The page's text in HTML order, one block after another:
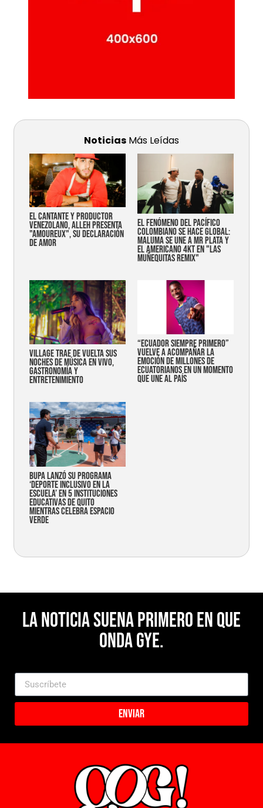
Noticias Más Leídas
EL CANTANTE Y PRODUCTOR
VENEZOLANO, ALLEH PRESENTA
"AMOUREUX", SU DECLARACIÓN
DE AMOR
EL FENÓMENO DEL PACÍFICO
COLOMBIANO SE HACE GLOBAL:
MALUMA SE UNE A MR PLATA Y
EL AMERICANO 4KT EN "LAS
MUÑEQUITAS REMIX"
Village trae de vuelta sus
noches de música en vivo,
gastronomía y
entretenimiento
“Ecuador siempre primero”
vuelve a acompañar la
emoción de millones de
ecuatorianos en un momento
que une al país
Bupa lanzó su programa
‘Deporte Inclusivo en la
Escuela’ en 5 instituciones
educativas de Quito
mientras celebra espacio
verde
La noticia suena primero en Que
Onda Gye.
Enviar